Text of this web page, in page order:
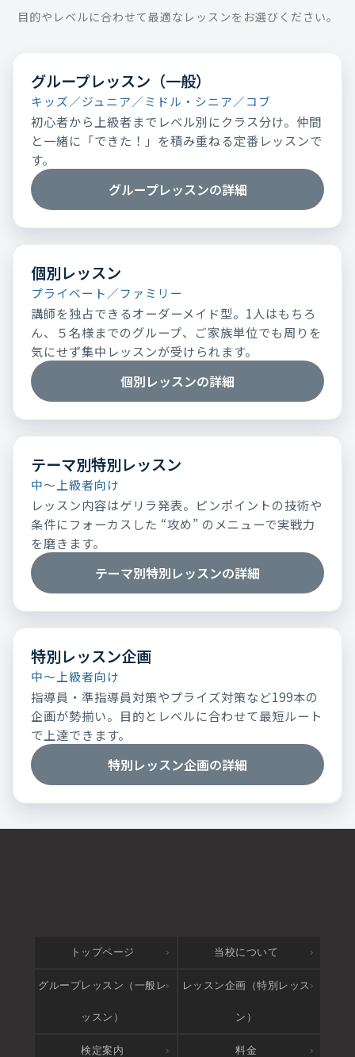
目的やレベルに合わせて最適なレッスンをお選びください。
グループレッスン（一般）
キッズ／ジュニア／ミドル・シニア／コブ
初心者から上級者までレベル別にクラス分け。仲間
と一緒に「できた！」を積み重ねる定番レッスンで
す。
グループレッスンの詳細
個別レッスン
プライベート／ファミリー
講師を独占できるオーダーメイド型。1人はもちろ
ん、５名様までのグループ、ご家族単位でも周りを
気にせず集中レッスンが受けられます。
個別レッスンの詳細
テーマ別特別レッスン
中～上級者向け
レッスン内容はゲリラ発表。ピンポイントの技術や
条件にフォーカスした “攻め” のメニューで実戦力
を磨きます。
テーマ別特別レッスンの詳細
特別レッスン企画
中～上級者向け
指導員・準指導員対策やプライズ対策など199本の
企画が勢揃い。目的とレベルに合わせて最短ルート
で上達できます。
特別レッスン企画の詳細
トップページ 当校について
グループレッスン（一般レ
ッスン）
レッスン企画（特別レッス
ン）
検定案内 料金